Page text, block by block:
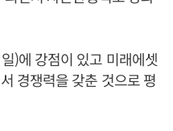
)에 강점이 있고 미래에셋
경쟁력을 갖춘 것으로 평